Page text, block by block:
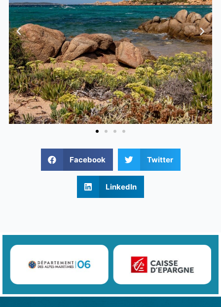
Previous Next
Facebook Twitter
LinkedIn